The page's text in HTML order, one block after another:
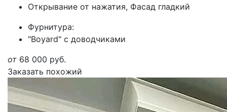
Открывание от нажатия, Фасад гладкий
Фурнитура:
"Boyard" с доводчиками
от 68 000 руб.
Заказать похожий